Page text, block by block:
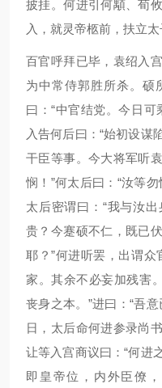
披挂。何进引何顒、荀
入，就灵帝柩前，扶立太
百官呼拜已毕，袁绍入
为中常侍郭胜所杀。硕
曰：“中官结党。今日
入告何后曰：“始初设谋
干臣等事。今大将军听
悯！”何太后曰：“汝等
太后密谓曰：“我与汝
贵？今蹇硕不仁，既已
耶？”何进听罢，出谓众
家。其余不必妄加残害
丧身之本。”进曰：“吾
日，太后命何进参录尚
让等入宫商议曰：“何进
即皇帝位，内外臣僚